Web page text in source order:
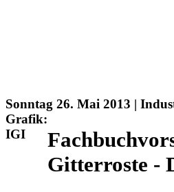
Sonntag 26. Mai 2013 |
Grafik:
IGI
Gitterroste -